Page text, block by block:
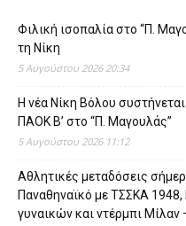
Φιλική ισοπαλία στο “Π.
τη Νίκη
5 Αυγούστου 2026 20:34
Η νέα Νίκη Βόλου
ΠΑΟΚ Β’ στο “Π. Μαγουλάς”
5 Αυγούστου 2026 11:12
Αθλητικές μεταδόσεις
Παναθηναϊκό με ΤΣΣΚΑ
γυναικών και ντέρμπι Μίλαν